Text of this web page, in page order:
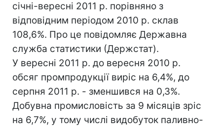
січні-вересні 2011 р. порівняно з
відповідним періодом 2010 р. склав
108,6%. Про це повідомляє Державна
служба статистики (Держстат).
У вересні 2011 р. до вересня 2010 р.
обсяг промпродукції виріс на 6,4%, до
серпня 2011 р. - зменшився на 0,3%.
Добувна промисловість за 9 місяців зріс
на 6,7%, у тому числі видобуток паливно-